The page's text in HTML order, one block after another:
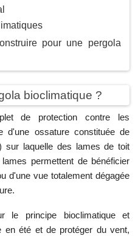
pour une pergola
bioclimatique ?
de protection contre les
d'une ossature constituée de
sur laquelle des lames de toit
permettent de bénéficier
d'une vue totalement dégagée
le principe bioclimatique et
en été et de protéger du vent,